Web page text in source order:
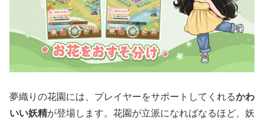
夢織りの花園には、プレイヤーをサポートしてくれるかわ
いい妖精が登場します。花園が立派になればなるほど、妖